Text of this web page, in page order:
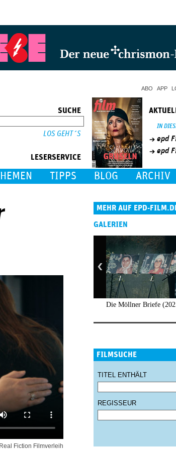
ABO APP
SUCHE
LESERSERVICE
IN
epd
epd
TIPPS BLOG ARCHIV
Fiction Filmverleih
MEHR AUF EPD-
GALERIEN
Die Möllner Briefe
FILMSUCHE
TITEL ENTHÄLT
REGISSEUR